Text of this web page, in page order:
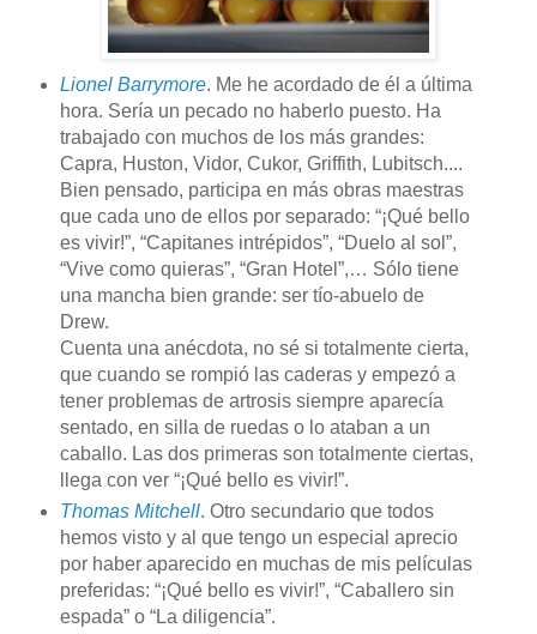
Lionel Barrymore. Me he acordado de él a última
hora. Sería un pecado no haberlo puesto. Ha
trabajado con muchos de los más grandes:
Capra, Huston, Vidor, Cukor, Griffith, Lubitsch....
Bien pensado, participa en más obras maestras
que cada uno de ellos por separado: “¡Qué bello
es vivir!”, “Capitanes intrépidos”, “Duelo al sol”,
“Vive como quieras”, “Gran Hotel”,… Sólo tiene
una mancha bien grande: ser tío-abuelo de
Drew.
Cuenta una anécdota, no sé si totalmente cierta,
que cuando se rompió las caderas y empezó a
tener problemas de artrosis siempre aparecía
sentado, en silla de ruedas o lo ataban a un
caballo. Las dos primeras son totalmente ciertas,
llega con ver “¡Qué bello es vivir!”.
Thomas Mitchell. Otro secundario que todos
hemos visto y al que tengo un especial aprecio
por haber aparecido en muchas de mis películas
preferidas: “¡Qué bello es vivir!”, “Caballero sin
espada” o “La diligencia”.